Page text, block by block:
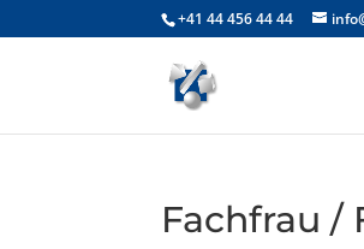
+41 44 456 44 44
Fachfrau /